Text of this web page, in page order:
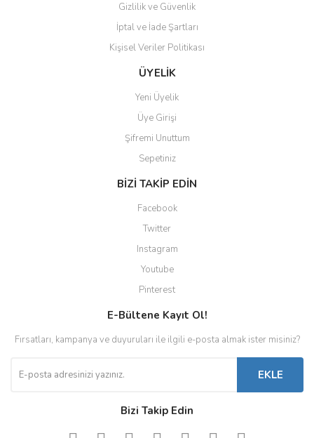
Gizlilik ve Güvenlik
İptal ve İade Şartları
Kişisel Veriler Politikası
ÜYELİK
Yeni Üyelik
Üye Girişi
Şifremi Unuttum
Sepetiniz
BİZİ TAKİP EDİN
Facebook
Twitter
Instagram
Youtube
Pinterest
E-Bültene Kayıt Ol!
Fırsatları, kampanya ve duyuruları ile ilgili e-posta almak ister misiniz?
EKLE
Bizi Takip Edin